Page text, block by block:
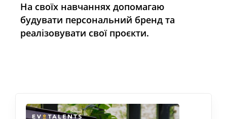
На своїх навчаннях допомагаю
будувати персональний бренд та
реалізовувати свої проєкти.